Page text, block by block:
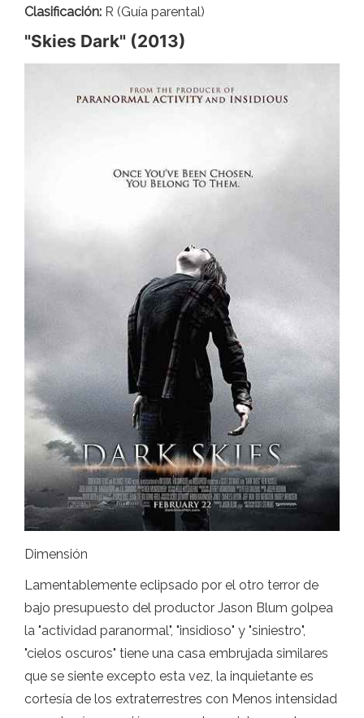
Clasificación: R (Guía parental)
"Skies Dark" (2013)
Dimensión
Lamentablemente eclipsado por el otro terror de
bajo presupuesto del productor Jason Blum golpea
la "actividad paranormal", "insidioso" y "siniestro",
"cielos oscuros" tiene una casa embrujada similares
que se siente excepto esta vez, la inquietante es
cortesía de los extraterrestres con Menos intensidad